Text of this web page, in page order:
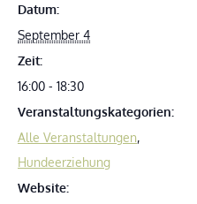
Datum:
September 4
Zeit:
16:00 - 18:30
Veranstaltungskategorien:
Alle Veranstaltungen,
Hundeerziehung
Website: